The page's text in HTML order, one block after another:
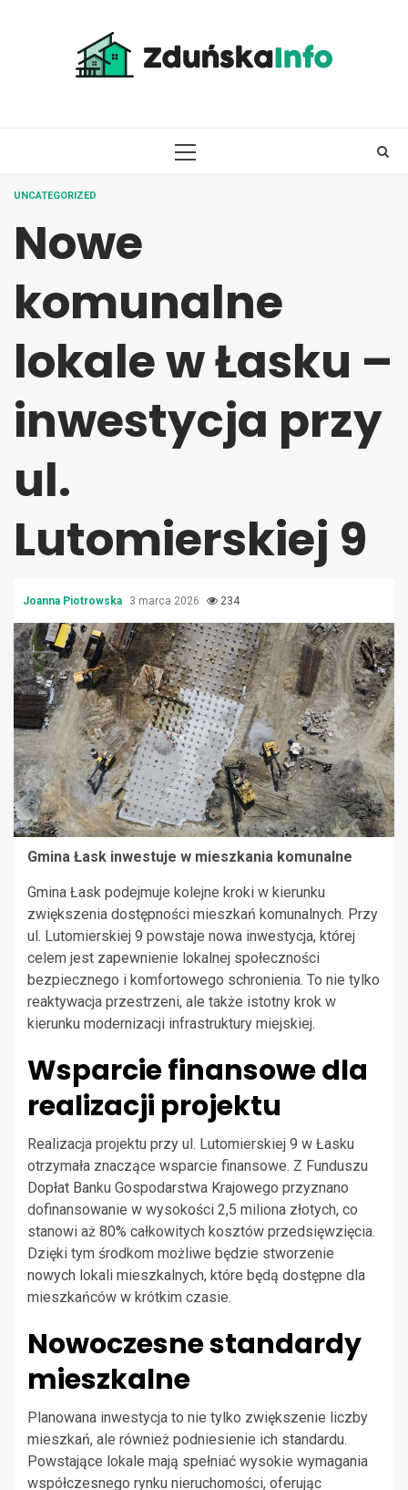
PRIMARY
UNCATEGORIZED
Nowe
komunalne
lokale w Łasku –
inwestycja przy
ul.
Lutomierskiej 9
Joanna Piotrowska 3 marca 2026 234
Gmina Łask inwestuje w mieszkania komunalne
Gmina Łask podejmuje kolejne kroki w kierunku
zwiększenia dostępności mieszkań komunalnych. Przy
ul. Lutomierskiej 9 powstaje nowa inwestycja, której
celem jest zapewnienie lokalnej społeczności
bezpiecznego i komfortowego schronienia. To nie tylko
reaktywacja przestrzeni, ale także istotny krok w
kierunku modernizacji infrastruktury miejskiej.
Wsparcie finansowe dla
realizacji projektu
Realizacja projektu przy ul. Lutomierskiej 9 w Łasku
otrzymała znaczące wsparcie finansowe. Z Funduszu
Dopłat Banku Gospodarstwa Krajowego przyznano
dofinansowanie w wysokości 2,5 miliona złotych, co
stanowi aż 80% całkowitych kosztów przedsięwzięcia.
Dzięki tym środkom możliwe będzie stworzenie
nowych lokali mieszkalnych, które będą dostępne dla
mieszkańców w krótkim czasie.
Nowoczesne standardy
mieszkalne
Planowana inwestycja to nie tylko zwiększenie liczby
mieszkań, ale również podniesienie ich standardu.
Powstające lokale mają spełniać wysokie wymagania
współczesnego rynku nieruchomości, oferując